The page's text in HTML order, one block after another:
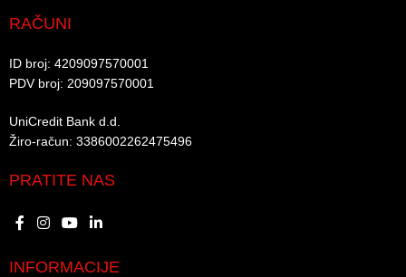
RAČUNI
ID broj: 4209097570001​
PDV broj: 209097570001 ​
UniCredit Bank d.d.​
Žiro-račun: 3386002262475496​​
PRATITE NAS
INFORMACIJE